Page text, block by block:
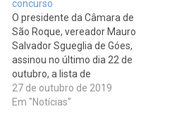
concurso
O presidente da Câmara de
São Roque, vereador Mauro
Salvador Sgueglia de Góes,
assinou no último dia 22 de
outubro, a lista de
convocação dos inscritos e
dos locais das provas
27 de outubro de 2019
Em "Notícias"